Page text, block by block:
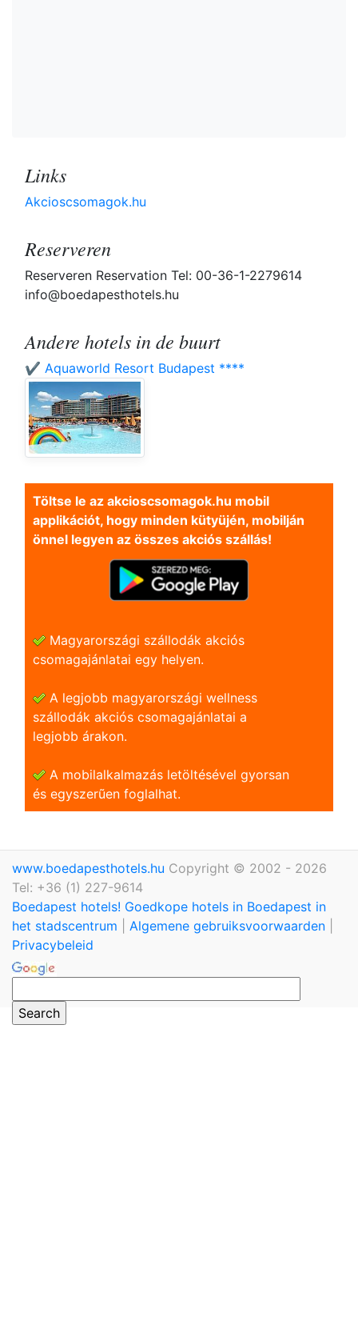
Links
Akcioscsomagok.hu
Reserveren
Reserveren Reservation Tel: 00-36-1-2279614
info@boedapesthotels.hu
Andere hotels in de buurt
✔️ Aquaworld Resort Budapest ****
Töltse le az akcioscsomagok.hu mobil
applikációt, hogy minden kütyüjén, mobilján
önnel legyen az összes akciós szállás!
Magyarországi szállodák akciós
csomagajánlatai egy helyen.
A legjobb magyarországi wellness
szállodák akciós csomagajánlatai a
legjobb árakon.
A mobilalkalmazás letöltésével gyorsan
és egyszerũen foglalhat.
www.boedapesthotels.hu Copyright © 2002 - 2026
Tel: +36 (1) 227-9614
Boedapest hotels! Goedkope hotels in Boedapest in
het stadscentrum
Algemene gebruiksvoorwaarden
Privacybeleid